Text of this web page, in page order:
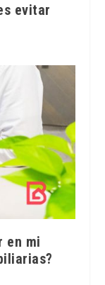
evitar
en mi